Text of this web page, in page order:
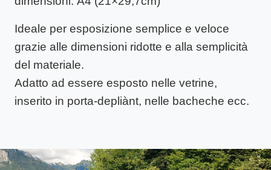
Ideale per esposizione semplice e veloce
grazie alle dimensioni ridotte e alla semplicità
del materiale.
Adatto ad essere esposto nelle vetrine,
inserito in porta-depliànt, nelle bacheche ecc.